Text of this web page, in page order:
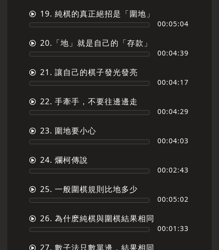
19. 純棋的真正絕招是「圍地」
00:05:04
20.「地」就是自己的「存款」
00:04:39
21. 讓自己的棋子發光發亮
00:04:17
22. 手牽手，不要往邊邊走
00:04:29
23. 圍地要小心
00:04:03
24. 爛柯傳說
00:02:43
25. 一般圍棋規則比地多少
00:05:02
26. 為什麽純棋與圍棋結果相同
00:01:33
27. 數子法只數單邊，結果相同